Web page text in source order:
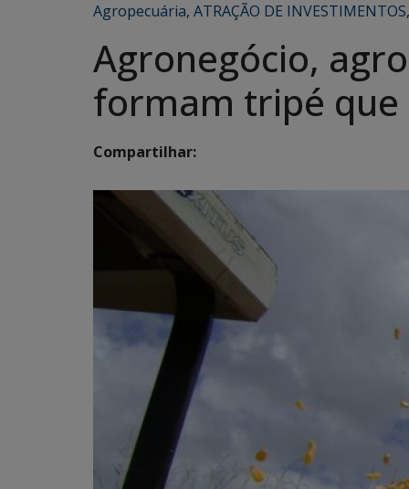
Agropecuária, ATRAÇÃO DE INVESTIMENTOS
Agronegócio,
formam tripé que
Compartilhar: